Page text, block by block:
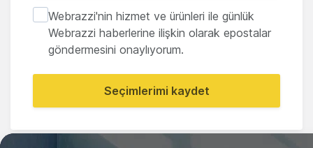
Webrazzi'nin hizmet ve ürünleri ile günlük
Webrazzi haberlerine ilişkin olarak epostalar
göndermesini onaylıyorum.
Seçimlerimi kaydet